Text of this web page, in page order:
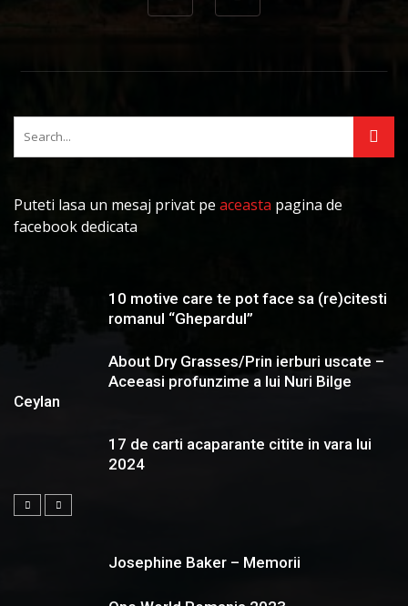
Puteti lasa un mesaj privat pe aceasta pagina de
facebook dedicata
10 motive care te pot face sa (re)citesti
romanul “Ghepardul”
About Dry Grasses/Prin ierburi uscate –
Aceeasi profunzime a lui Nuri Bilge
Ceylan
17 de carti acaparante citite in vara lui
2024
Josephine Baker – Memorii